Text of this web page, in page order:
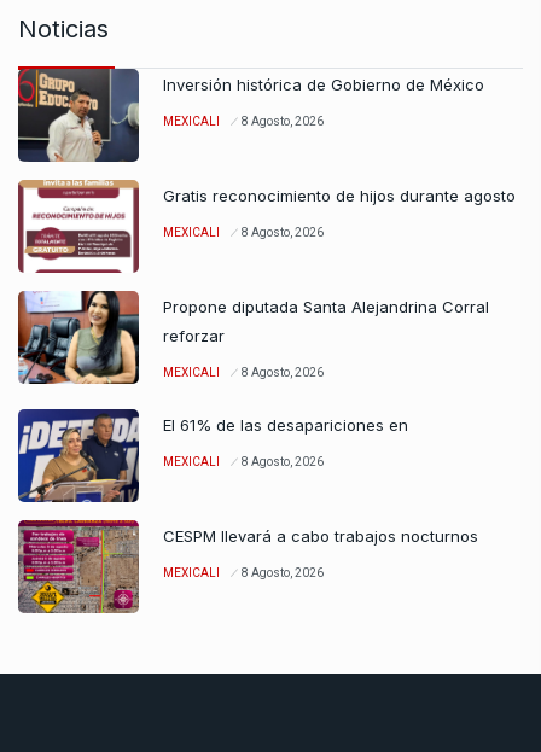
Noticias
Inversión histórica de Gobierno de México
MEXICALI 8 Agosto, 2026
Gratis reconocimiento de hijos durante agosto
MEXICALI 8 Agosto, 2026
Propone diputada Santa Alejandrina Corral
reforzar
MEXICALI 8 Agosto, 2026
El 61% de las desapariciones en
MEXICALI 8 Agosto, 2026
CESPM llevará a cabo trabajos nocturnos
MEXICALI 8 Agosto, 2026